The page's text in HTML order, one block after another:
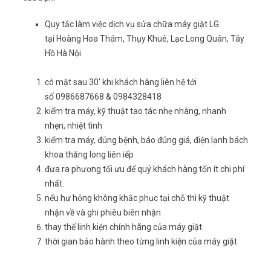
Quy tắc làm việc dịch vụ sửa chữa máy giặt LG
tại Hoàng Hoa Thám, Thụy Khuê, Lạc Long Quân, Tây
Hồ Hà Nội.
có mặt sau 30′ khi khách hàng liên hệ tới
số 0986687668 & 0984328418
kiểm tra máy, kỹ thuật tao tác nhẹ nhàng, nhanh
nhẹn, nhiệt tình
kiểm tra máy, đúng bệnh, báo đúng giá, điện lạnh bách
khoa thăng long liên iếp
đưa ra phương tối ưu để quý khách hàng tốn ít chi phí
nhất.
nếu hư hỏng không khắc phục tại chỗ thì kỹ thuật
nhận về và ghi phiêu biên nhận
thay thế linh kiện chính hãng của máy giặt
thời gian bảo hành theo từng linh kiện của máy giặt